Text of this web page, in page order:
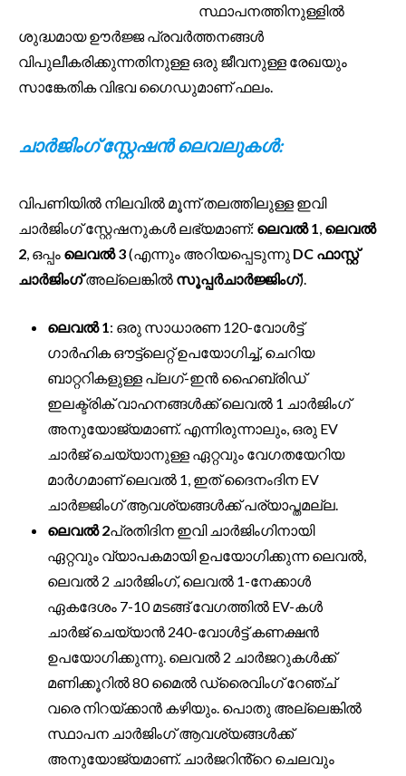
സ്ഥാപനത്തിനുള്ളിൽ
ശുദ്ധമായ ഊർജ്ജ പ്രവർത്തനങ്ങൾ
വിപുലീകരിക്കുന്നതിനുള്ള ഒരു ജീവനുള്ള രേഖയും
സാങ്കേതിക വിഭവ ഗൈഡുമാണ് ഫലം.
ചാർജിംഗ് സ്റ്റേഷൻ ലെവലുകൾ:
വിപണിയിൽ നിലവിൽ മൂന്ന് തലത്തിലുള്ള ഇവി
ചാർജിംഗ് സ്റ്റേഷനുകൾ ലഭ്യമാണ്: ലെവൽ 1, ലെവൽ
2, ഒപ്പം ലെവൽ 3(എന്നും അറിയപ്പെടുന്നു DC ഫാസ്റ്റ്
ചാർജിംഗ്അല്ലെങ്കിൽ സൂപ്പർചാർജ്ജിംഗ്).
ലെവൽ 1: ഒരു സാധാരണ 120-വോൾട്ട്
ഗാർഹിക ഔട്ട്‌ലെറ്റ് ഉപയോഗിച്ച്, ചെറിയ
ബാറ്ററികളുള്ള പ്ലഗ്-ഇൻ ഹൈബ്രിഡ്
ഇലക്ട്രിക് വാഹനങ്ങൾക്ക് ലെവൽ 1 ചാർജിംഗ്
അനുയോജ്യമാണ്. എന്നിരുന്നാലും, ഒരു EV
ചാർജ് ചെയ്യാനുള്ള ഏറ്റവും വേഗതയേറിയ
മാർഗമാണ് ലെവൽ 1, ഇത് ദൈനംദിന EV
ചാർജ്ജിംഗ് ആവശ്യങ്ങൾക്ക് പര്യാപ്തമല്ല.
ലെവൽ 2പ്രതിദിന ഇവി ചാർജിംഗിനായി
ഏറ്റവും വ്യാപകമായി ഉപയോഗിക്കുന്ന ലെവൽ,
ലെവൽ 2 ചാർജിംഗ്, ലെവൽ 1-നേക്കാൾ
ഏകദേശം 7-10 മടങ്ങ് വേഗത്തിൽ EV-കൾ
ചാർജ് ചെയ്യാൻ 240-വോൾട്ട് കണക്ഷൻ
ഉപയോഗിക്കുന്നു. ലെവൽ 2 ചാർജറുകൾക്ക്
മണിക്കൂറിൽ 80 മൈൽ ഡ്രൈവിംഗ് റേഞ്ച്
വരെ നിറയ്ക്കാൻ കഴിയും. പൊതു അല്ലെങ്കിൽ
സ്ഥാപന ചാർജിംഗ് ആവശ്യങ്ങൾക്ക്
അനുയോജ്യമാണ്. ചാർജറിൻ്റെ ചെലവും